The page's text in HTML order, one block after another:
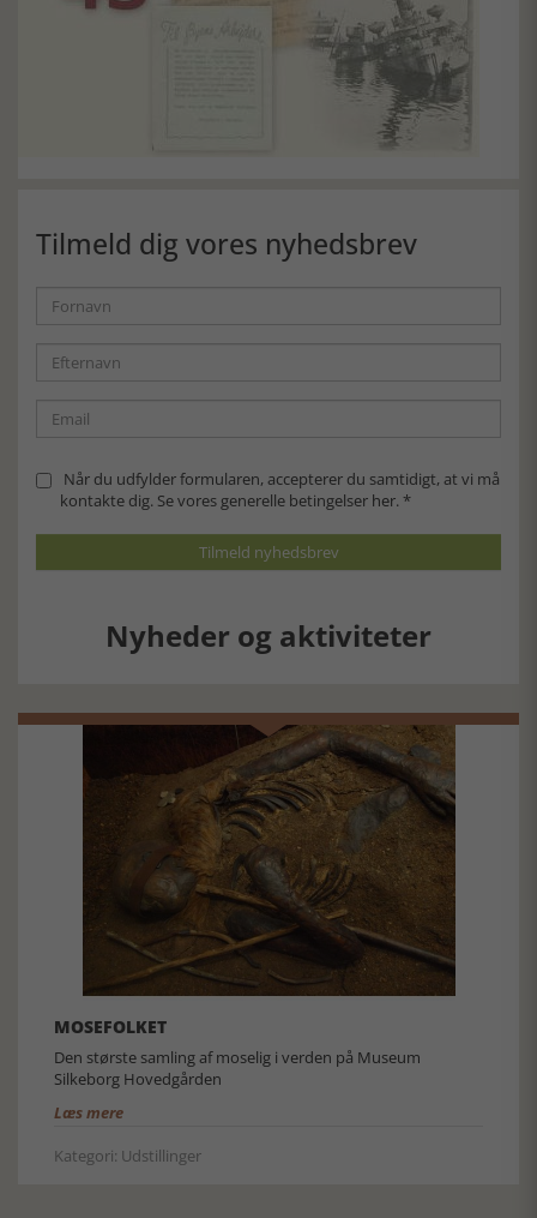
Tilmeld dig vores nyhedsbrev
Når du udfylder formularen, accepterer du samtidigt, at vi må
kontakte dig. Se vores generelle betingelser her. *
Nyheder og aktiviteter
MOSEFOLKET
Den største samling af moselig i verden på Museum
Silkeborg Hovedgården
Læs mere
Kategori: Udstillinger